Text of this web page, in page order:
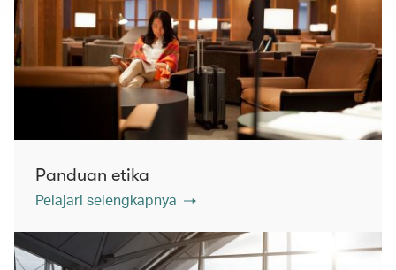
Panduan etika
Pelajari selengkapnya